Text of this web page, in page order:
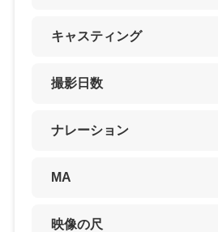
キャスティング
撮影日数
ナレーション
MA
映像の尺